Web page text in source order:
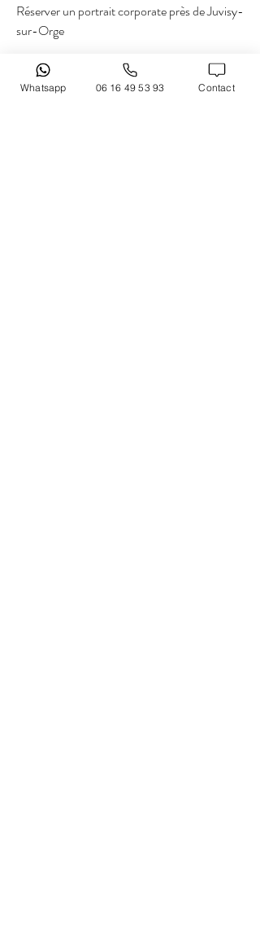
Réserver un portrait corporate près de Juvisy-
sur-Orge
Vous cherchez un
photographe entreprise
à Juvisy-sur-Orge
pour renforcer votre
image ? LAURENT CAZOT PHOTOGRAPHY
Whatsapp 06 16 49 53 93 Contact